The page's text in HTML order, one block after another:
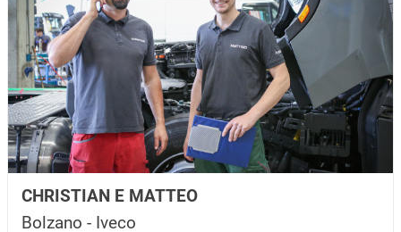
CHRISTIAN E MATTEO
Bolzano - Iveco